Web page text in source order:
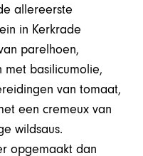
allereerste
in Kerkrade
parelhoen,
basilicumolie,
van tomaat,
een cremeux van
wildsaus.
opgemaakt dan